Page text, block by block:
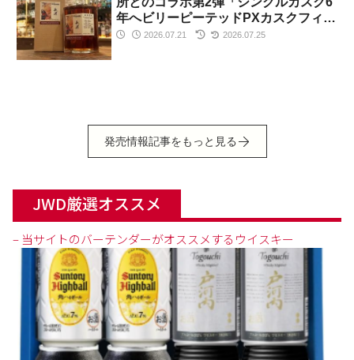
年へビリーピーテッドPXカスクフィニ
ッシュ」を数量限定発売
2026.07.21 2026.07.25
発売情報記事をもっと見る
JWD厳選オススメ
– 当サイトのバーテンダーがオススメするウイスキー